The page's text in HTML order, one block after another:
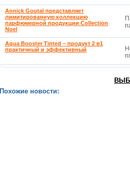
Annick Goutal представляет
лимитированную коллекцию
парфюмерной продукции Collection
Noel
Aqua Booster Tinted – продукт 2 в1
практичный и эффективный
Похожие новости: